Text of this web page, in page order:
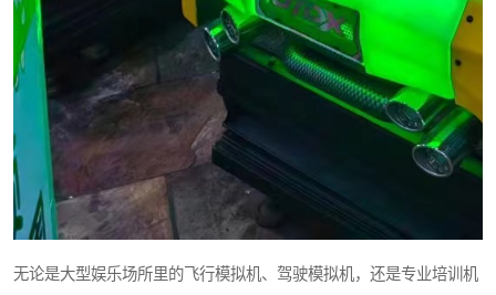
无论是大型娱乐场所里的飞行模拟机、驾驶模拟机，还是专业培训机